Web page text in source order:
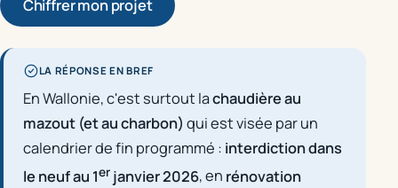
Chiffrer mon projet
LA RÉPONSE EN BREF
En Wallonie, c'est surtout lachaudière au
mazout (et au charbon) qui est visée par un
calendrier de fin programmé : interdiction dans
le neuf au 1erjanvier 2026, en rénovation